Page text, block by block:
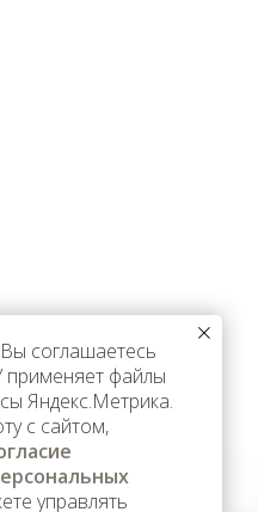
соглашаетесь
применяет файлы
Яндекс.Метрика.
с сайтом,
управлять